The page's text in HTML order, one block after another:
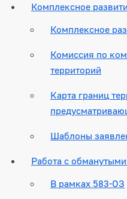
Комплексное
Комплексное
Комиссия по
территорий
Карта границ
Шаблоны
Работа с
В рамках 583-ОЗ